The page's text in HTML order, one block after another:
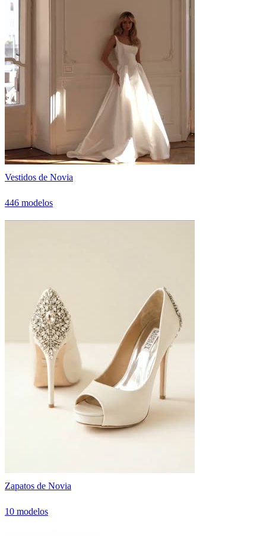
Vestidos de Novia
446 modelos
Zapatos de Novia
10 modelos